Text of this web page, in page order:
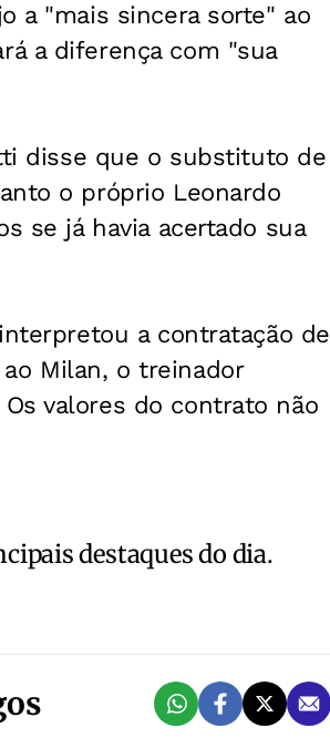
a "mais sincera sorte" ao
a diferença com "sua
disse que o substituto de
o próprio Leonardo
se já havia acertado sua
a contratação de
Milan, o treinador
valores do contrato não
destaques do dia.